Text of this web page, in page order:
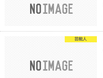
芸能人